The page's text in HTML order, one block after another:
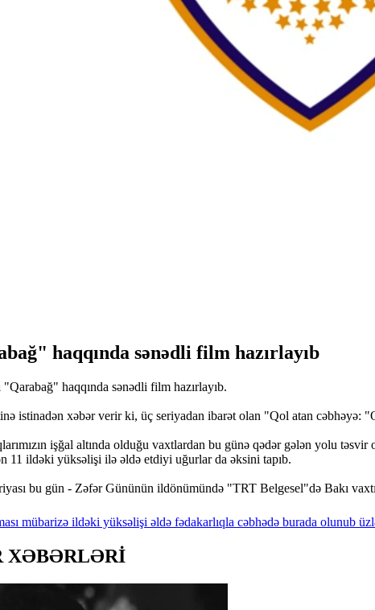
haqqında sənədli film hazırlayıb
haqqında sənədli film hazırlayıb.
istinadən xəbər verir ki, üç seriyadan ibarət olan "Qol atan cəbhəyə:
işğal altında olduğu vaxtlardan bu günə qədər gələn yolu
11 ildəki yüksəlişi ilə əldə etdiyi uğurlar da əksini tapıb.
bu gün - Zəfər Gününün ildönümündə "TRT Belgesel"də Bakı
mübarizə ildəki yüksəlişi əldə fədakarlıqla cəbhədə burada olunub
XƏBƏRLƏRİ